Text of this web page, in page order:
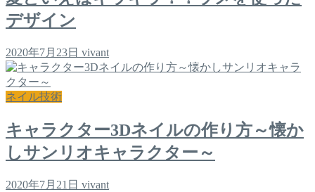
デザイン
2020年7月23日 vivant
ネイル技術
キャラクター3Dネイルの作り方～懐か
しサンリオキャラクター～
2020年7月21日 vivant